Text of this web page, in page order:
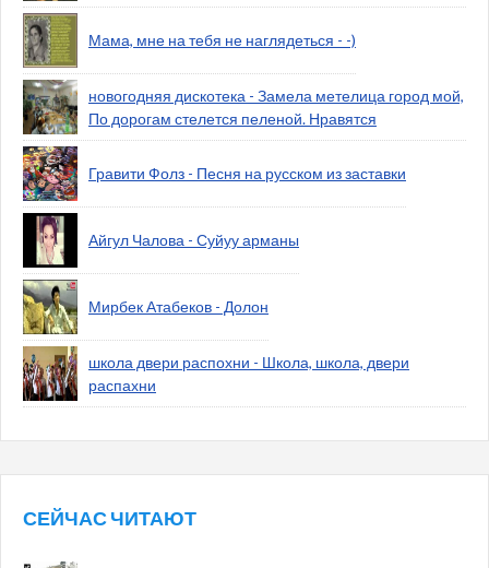
Мама, мне на тебя не наглядеться - -)
новогодняя дискотека - Замела метелица город мой,
По дорогам стелется пеленой. Нравятся
Гравити Фолз - Песня на русском из заставки
Айгул Чалова - Суйуу арманы
Мирбек Атабеков - Долон
школа двери распохни - Школа, школа, двери
распахни
СЕЙЧАС ЧИТАЮТ